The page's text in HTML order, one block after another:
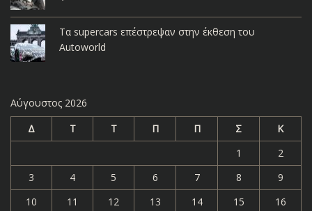
Τα supercars επέστρεψαν στην έκθεση του
Autoworld
Αύγουστος 2026
Δ
Τ Τ Π Π Σ
Κ
1
2
3
4 5 6 7 8
9
10
11 12 13 14 15
16